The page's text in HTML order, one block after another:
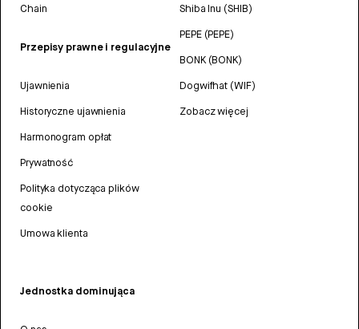
Chain
Przepisy prawne i regulacyjne
Ujawnienia
Historyczne ujawnienia
Harmonogram opłat
Prywatność
Polityka dotycząca plików
cookie
Umowa klienta
Shiba Inu (SHIB)
PEPE (PEPE)
BONK (BONK)
Dogwifhat (WIF)
Zobacz więcej
Jednostka dominująca